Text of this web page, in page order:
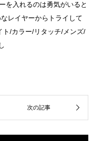
を入れるのは勇気がいると
レイヤーからトライして
/カラー/リタッチ/メンズ/